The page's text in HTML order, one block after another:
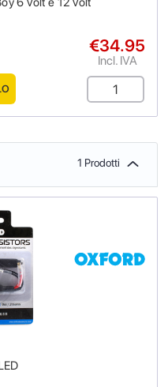
€34.95
Incl. IVA
1 Prodotti